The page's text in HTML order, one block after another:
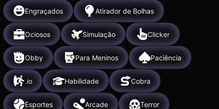
Engraçados Atirador de Bolhas
Ociosos Simulação Clicker
Obby Para Meninos Paciência
.io Habilidade Cobra
Esportes Arcade Terror